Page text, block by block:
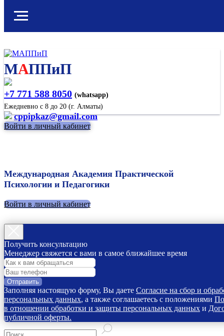
МАППиП
+7 771 588 8050 (whatsapp)
Ежедневно с 8 до 20 (г. Алматы)
cppipkaz@gmail.com
Войти в личный кабинет
Международная Академия Практической
Психологии и Педагогики
Войти в личный кабинет
Получить консультацию
Менеджер свяжется с вами в самое ближайшее время
Отправить
Заполняя настоящую форму, Вы даете Согласие на сбор и
персональных данных, а также соглашаетесь с положениями
в отношении обработки и защиты персональных данных и
публичной оферты.